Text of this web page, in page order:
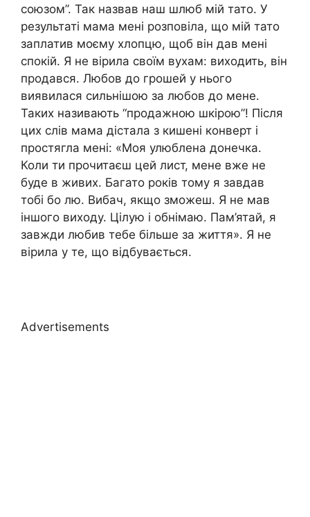
союзом”. Так назвав наш шлюб мій тато. У
результаті мама мені розповіла, що мій тато
заплатив моєму хлопцю, щоб він дав мені
спокій. Я не вірила своїм вухам: виходить, він
продався. Любов до грошей у нього
виявилася сильнішою за любов до мене.
Таких називають “продажною шкірою”! Після
цих слів мама дістала з кишені конверт і
простягла мені: «Моя улюблена донечка.
Коли ти прочитаєш цей лист, мене вже не
буде в живих. Багато років тому я завдав
тобі бо лю. Вибач, якщо зможеш. Я не мав
іншого виходу. Цілую і обнімаю. Пам’ятай, я
завжди любив тебе більше за життя». Я не
вірила у те, що відбувається.
Advertisements